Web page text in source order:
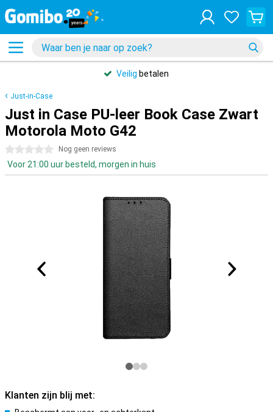
Veilig betalen
Just-in-Case
Just in Case PU-leer Book Case Zwart
Motorola Moto G42
0 sterren Nog geen reviews
Voor 21:00 uur besteld, morgen in huis
Klanten zijn blij met: